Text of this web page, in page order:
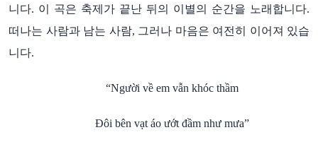
니다. 이 곡은 축제가 끝난 뒤의 이별의 순간을 노래합니다.
떠나는 사람과 남는 사람, 그러나 마음은 여전히 이어져 있습
니다.
“Người về em vẫn khóc thầm
Đôi bên vạt áo ướt đầm như mưa”